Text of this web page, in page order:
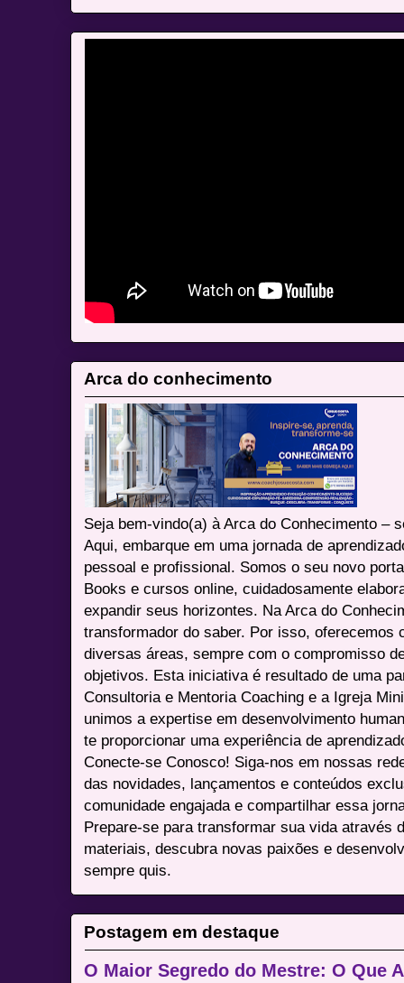
Arca do conhecimento
Seja bem-vindo(a) à Arca do Conhecimento –
Aqui, embarque em uma jornada de
pessoal e profissional. Somos o seu novo
Books e cursos online, cuidadosamente
expandir seus horizontes. Na Arca do
transformador do saber. Por isso, oferecemos
diversas áreas, sempre com o compromisso
objetivos. Esta iniciativa é resultado de uma
Consultoria e Mentoria Coaching e a Igreja
unimos a expertise em desenvolvimento
te proporcionar uma experiência de
Conecte-se Conosco! Siga-nos em nossas
das novidades, lançamentos e conteúdos
comunidade engajada e compartilhar essa
Prepare-se para transformar sua vida através
materiais, descubra novas paixões e
sempre quis.
Postagem em destaque
O Maior Segredo do Mestre: O Que